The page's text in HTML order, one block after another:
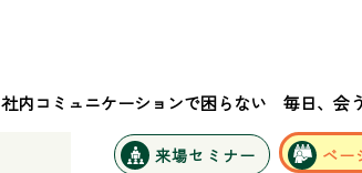
社内コミュニケーションで困らない 毎日、会
来場セミナー ベー